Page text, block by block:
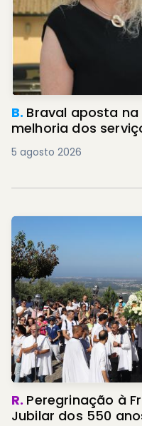
B. Braval aposta
melhoria dos
5 agosto 2026
R. Peregrinação à
Jubilar dos 550